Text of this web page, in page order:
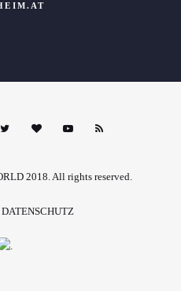
2018. All rights reserved.
DATENSCHUTZ